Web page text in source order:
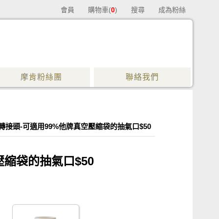
會員 購物車(0) 搜尋 成為粉絲
摩肯粉絲團 聯絡我們
接頭-可適用99%他牌真空壓縮袋的抽氣口$50
袋的抽氣口$50